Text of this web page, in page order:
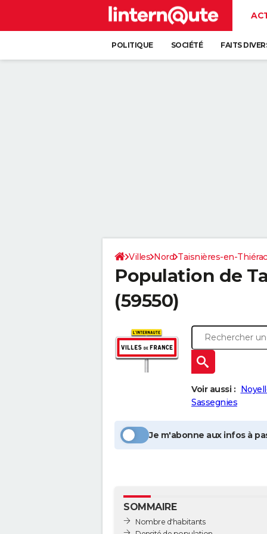
POLITIQUE SOCIÉTÉ FAITS
Villes Nord Taisnières-en-
Population de
(59550)
Voir aussi :
Sassegnies
Je m'abonne aux infos à
SOMMAIRE
Nombre d'habitants